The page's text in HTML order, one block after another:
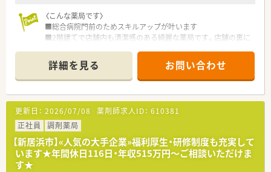
〈こんな薬局です〉
■総合病院門前のためスキルアップが叶います
■2階建てで店舗内も清潔感のある綺麗な薬局です。店舗の裏に
〈業務内容〉
■総合科目応需しています。
■処方箋枚数は30枚/日。
■薬剤師常時2名体制です。
■在宅業務は年間数件ほどのため、外来対応がメインとなりま
す。
〈法人概要〉
■医療（薬局経営）と福祉事業の2つの柱で成り立っている会社で
詳細を見る お問い合わせ
更新日： 2026/07/08 薬剤師求人ID： 610381
正社員
調剤薬局
【新居浜市】«人気の大手企業»福利厚生・研修制度も充実して
います★年間休日116日・年収515万円～ご相談いただけま
す★